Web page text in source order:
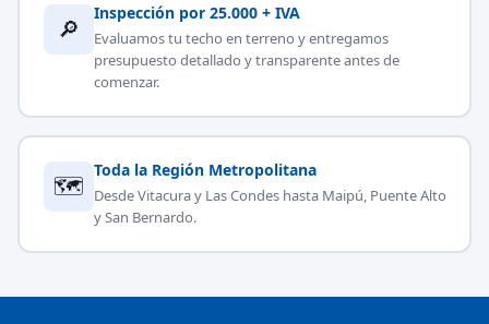
🔎
Inspección por 25.000 + IVA
Evaluamos tu techo en terreno y entregamos
presupuesto detallado y transparente antes de
comenzar.
🗺
Toda la Región Metropolitana
Desde Vitacura y Las Condes hasta Maipú, Puente Alto
y San Bernardo.